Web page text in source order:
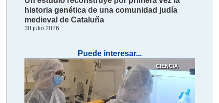
historia genética de una comunidad judía
medieval de Cataluña
30 julio 2026
Puede interesar...
CIENCIA